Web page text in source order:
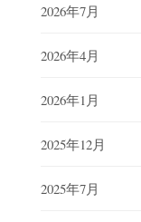
2026年7月
2026年4月
2026年1月
2025年12月
2025年7月